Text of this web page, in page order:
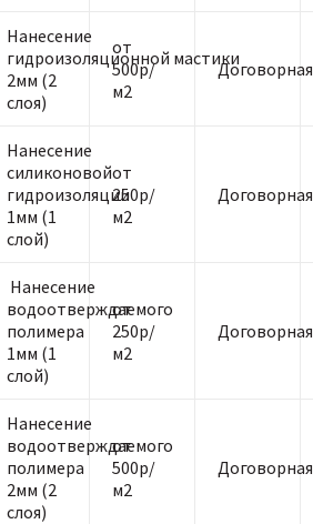
Нанесение
гидроизоляционной мастики
2мм (2
слоя)
от
500р/
м2
Договорная
Нанесение
силиконовой
гидроизоляции
1мм (1
слой)
от
250р/
м2
Договорная
Нанесение
водоотверждаемого
полимера
1мм (1
слой)
от
250р/
м2
Договорная
Нанесение
водоотверждаемого
полимера
2мм (2
слоя)
от
500р/
м2
Договорная